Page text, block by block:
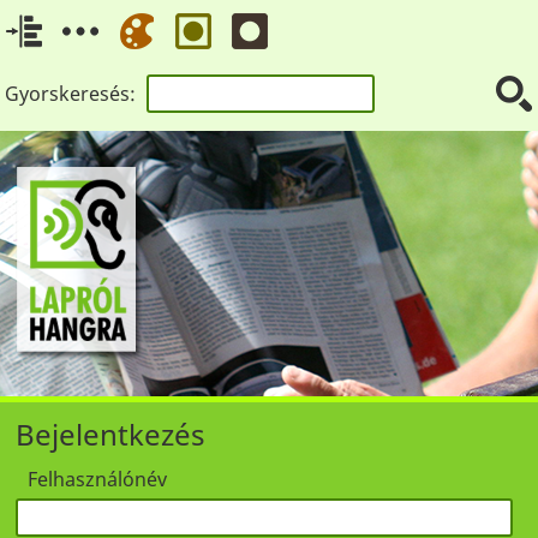
Gyorskeresés:
Bejelentkezés
Felhasználónév